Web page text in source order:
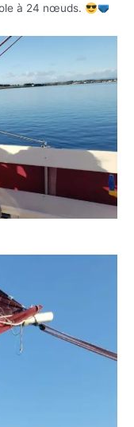
à 24 nœuds.